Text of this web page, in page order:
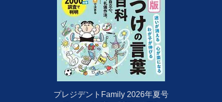
プレジデントFamily 2026年夏号